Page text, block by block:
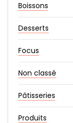
Boissons
Desserts
Focus
Non classé
Pâtisseries
Produits